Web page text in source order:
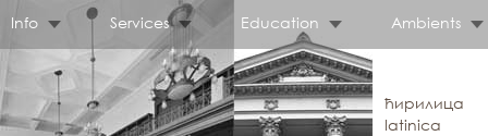
Info Services Education Ambients
ћирилица
latinica